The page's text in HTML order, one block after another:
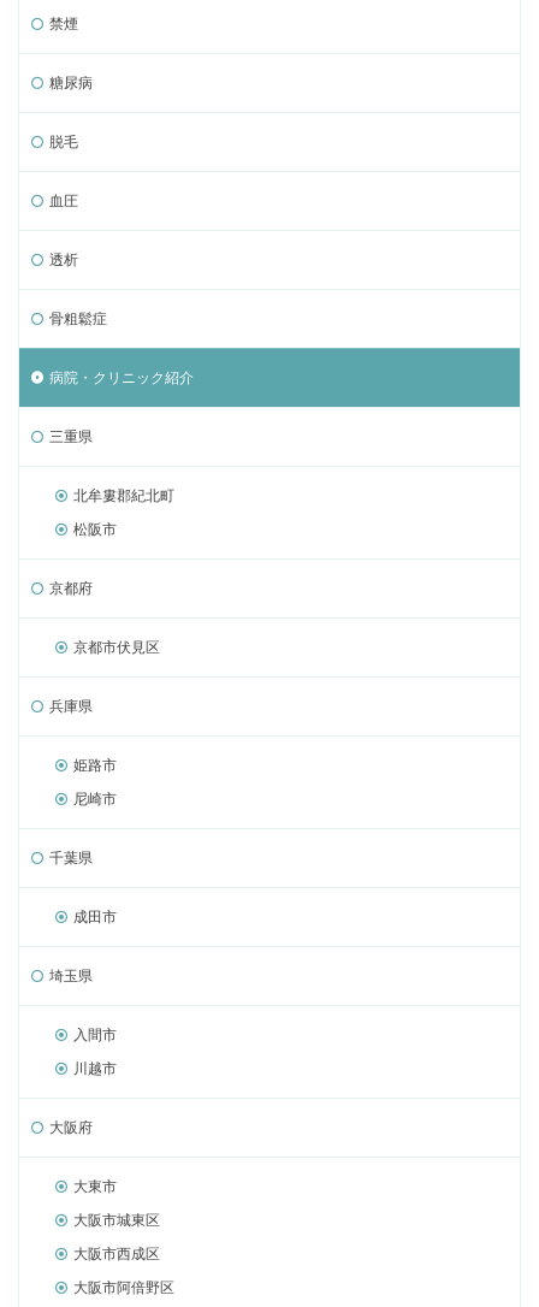
禁煙
糖尿病
脱毛
血圧
透析
骨粗鬆症
病院・クリニック紹介
三重県
北牟婁郡紀北町
松阪市
京都府
京都市伏見区
兵庫県
姫路市
尼崎市
千葉県
成田市
埼玉県
入間市
川越市
大阪府
大東市
大阪市城東区
大阪市西成区
大阪市阿倍野区